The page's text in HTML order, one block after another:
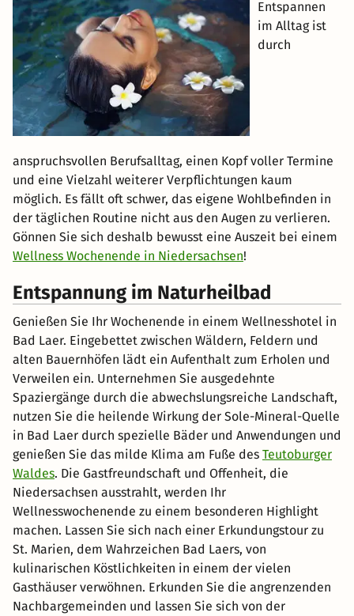
Entspannen
im Alltag ist
durch
anspruchsvollen Berufsalltag, einen Kopf voller Termine
und eine Vielzahl weiterer Verpflichtungen kaum
möglich. Es fällt oft schwer, das eigene Wohlbefinden in
der täglichen Routine nicht aus den Augen zu verlieren.
Gönnen Sie sich deshalb bewusst eine Auszeit bei einem
Wellness Wochenende in Niedersachsen!
Entspannung im Naturheilbad
Genießen Sie Ihr Wochenende in einem Wellnesshotel in
Bad Laer. Eingebettet zwischen Wäldern, Feldern und
alten Bauernhöfen lädt ein Aufenthalt zum Erholen und
Verweilen ein. Unternehmen Sie ausgedehnte
Spaziergänge durch die abwechslungsreiche Landschaft,
nutzen Sie die heilende Wirkung der Sole-Mineral-Quelle
in Bad Laer durch spezielle Bäder und Anwendungen und
genießen Sie das milde Klima am Fuße des Teutoburger
Waldes. Die Gastfreundschaft und Offenheit, die
Niedersachsen ausstrahlt, werden Ihr
Wellnesswochenende zu einem besonderen Highlight
machen. Lassen Sie sich nach einer Erkundungstour zu
St. Marien, dem Wahrzeichen Bad Laers, von
kulinarischen Köstlichkeiten in einem der vielen
Gasthäuser verwöhnen. Erkunden Sie die angrenzenden
Nachbargemeinden und lassen Sie sich von der